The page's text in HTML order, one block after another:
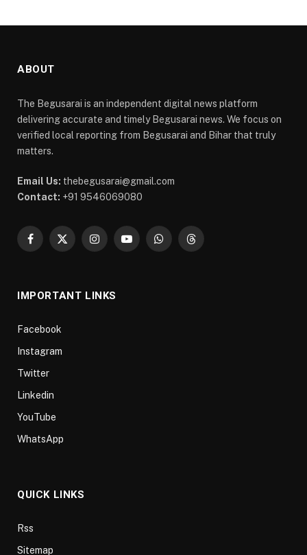
ABOUT
The Begusarai is an independent digital news platform
delivering accurate and timely Begusarai news. We focus on
verified local reporting from Begusarai and Bihar that truly
matters.
Email Us: thebegusarai@gmail.com
Contact: +91 9546069080
Facebook
X
InstagramYouTubeWhatsAppThreads
IMPORTANT LINKS
Facebook
Instagram
Twitter
Linkedin
YouTube
WhatsApp
QUICK LINKS
Rss
Sitemap